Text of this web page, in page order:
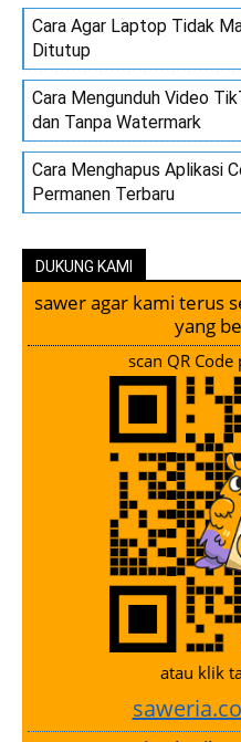
Cara Agar Laptop Tidak
Ditutup
Cara Mengunduh Video
dan Tanpa Watermark
Cara Menghapus Aplikasi
Permanen Terbaru
DUKUNG KAMI
sawer agar kami terus
yang
scan QR
atau klik